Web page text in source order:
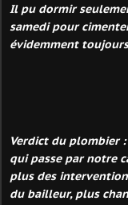
Il pu dormir
samedi pour
évidemment
Verdict du plombier
qui passe par notre
plus des
du bailleur, plus